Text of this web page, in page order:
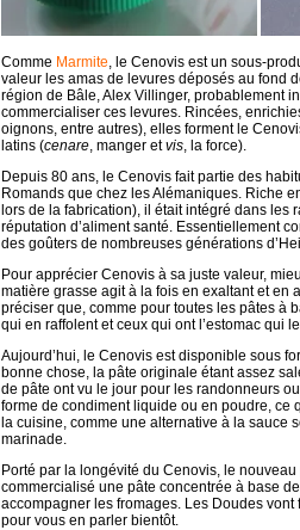
Comme Marmite, le Cenovis est un sous-
valeur les amas de levures déposés au fond
région de Bâle, Alex Villinger, probablement
commercialiser ces levures. Rincées,
oignons, entre autres), elles forment le
latins (cenare, manger etvis, la force).
Depuis 80 ans, le Cenovis fait partie des
Romands que chez les Alémaniques. Riche
lors de la fabrication), il était intégré dans
réputation d’aliment santé. Essentiellement
des goûters de nombreuses générations
Pour apprécier Cenovis à sa juste valeur,
matière grasse agit à la fois en exaltant et en
préciser que, comme pour toutes les pâtes à
qui en raffolent et ceux qui ont l’estomac qui
Aujourd’hui, le Cenovis est disponible sous
bonne chose, la pâte originale étant assez
de pâte ont vu le jour pour les randonneurs
forme de condiment liquide ou en poudre, ce
la cuisine, comme une alternative à la sauce
marinade.
Porté par la longévité du Cenovis, le
commercialisé une pâte concentrée à base
accompagner les fromages. Les Doudes
pour vous en parler bientôt.